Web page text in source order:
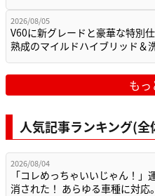
2026/08/05
V60に新グレードと豪華な特別
熟成のマイルドハイブリッド＆
もっ
人気記事ランキング(全
2026/08/04
「コレめっちゃいいじゃん！」
消された！ あらゆる車種に対